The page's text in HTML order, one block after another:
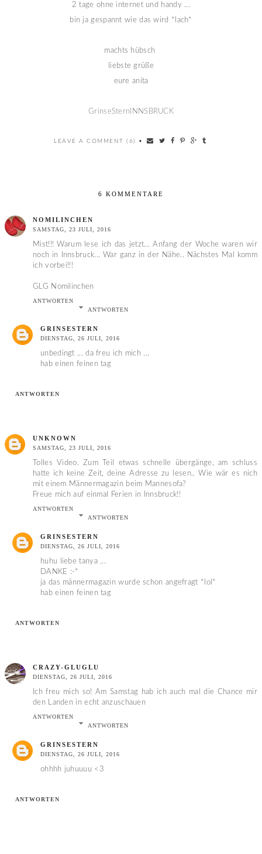
2 tage ohne internet und handy ...
bin ja gespannt wie das wird *lach*
machts hübsch
liebste grüße
eure anita
GrinseSternINNSBRUCK
LEAVE A COMMENT (6) •
6 KOMMENTARE
NOMILINCHEN
SAMSTAG, 23 JULI, 2016
Mist!!! Warum lese ich das jetzt... Anfang der Woche waren wir
noch in Innsbruck... War ganz in der Nähe.. Nächstes Mal komm
ich vorbei!!!
GLG Nomilinchen
ANTWORTEN
ANTWORTEN
GRINSESTERN
DIENSTAG, 26 JULI, 2016
unbedingt ... da freu ich mich ...
hab einen feinen tag
ANTWORTEN
UNKNOWN
SAMSTAG, 23 JULI, 2016
Tolles Video. Zum Teil etwas schnelle übergänge, am schluss
hatte ich keine Zeit, deine Adresse zu lesen.. Wie wär es nich
mit einem Männermagazin beim Mannesofa?
Freue mich auf einmal Ferien in Innsbruck!!
ANTWORTEN
ANTWORTEN
GRINSESTERN
DIENSTAG, 26 JULI, 2016
huhu liebe tanya ...
DANKE :-*
ja das männermagazin wurde schon angefragt *lol*
hab einen feinen tag
ANTWORTEN
CRAZY-GLUGLU
DIENSTAG, 26 JULI, 2016
Ich freu mich so! Am Samstag hab ich auch mal die Chance mir
den Landen in echt anzuschauen
ANTWORTEN
ANTWORTEN
GRINSESTERN
DIENSTAG, 26 JULI, 2016
ohhhh juhuuuu <3
ANTWORTEN